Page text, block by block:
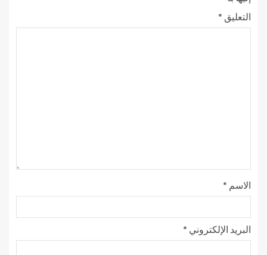
التعليق *
الاسم *
البريد الإلكتروني *